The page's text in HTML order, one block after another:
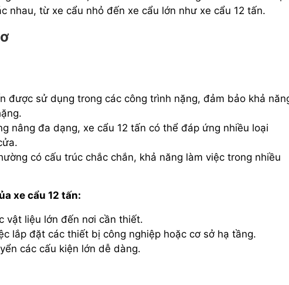
nhau, từ xe cẩu nhỏ đến xe cẩu lớn như xe cẩu 12 tấn.
được sử dụng trong các công trình nặng, đảm bảo khả
nâng đa dạng, xe cẩu 12 tấn có thể đáp ứng nhiều loại
có cấu trúc chắc chắn, khả năng làm việc trong nhiều
xe cẩu 12 tấn:
vật liệu lớn đến nơi cần thiết.
lắp đặt các thiết bị công nghiệp hoặc cơ sở hạ tầng.
các cấu kiện lớn dễ dàng.